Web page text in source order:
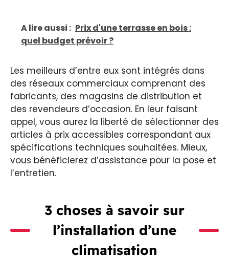
A lire aussi : Prix d'une terrasse en bois :
quel budget prévoir ?
Les meilleurs d’entre eux sont intégrés dans
des réseaux commerciaux comprenant des
fabricants, des magasins de distribution et
des revendeurs d’occasion. En leur faisant
appel, vous aurez la liberté de sélectionner des
articles à prix accessibles correspondant aux
spécifications techniques souhaitées. Mieux,
vous bénéficierez d’assistance pour la pose et
l’entretien.
3 choses à savoir sur
l’installation d’une
climatisation